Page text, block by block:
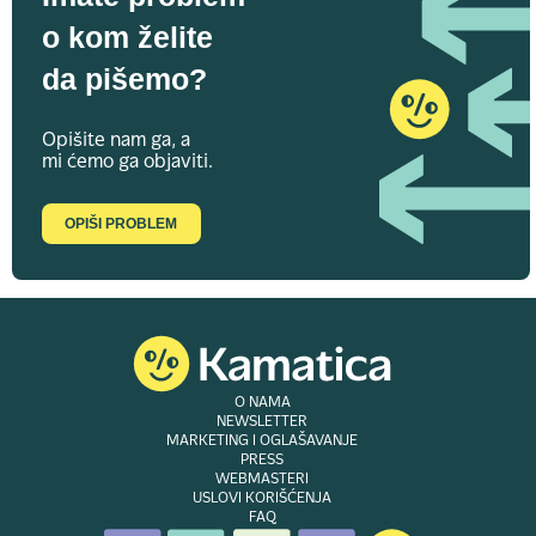
o kom želite
da pišemo?
Opišite nam ga, a
mi ćemo ga objaviti.
OPIŠI PROBLEM
O NAMA
NEWSLETTER
MARKETING I OGLAŠAVANJE
PRESS
WEBMASTERI
USLOVI KORIŠĆENJA
FAQ